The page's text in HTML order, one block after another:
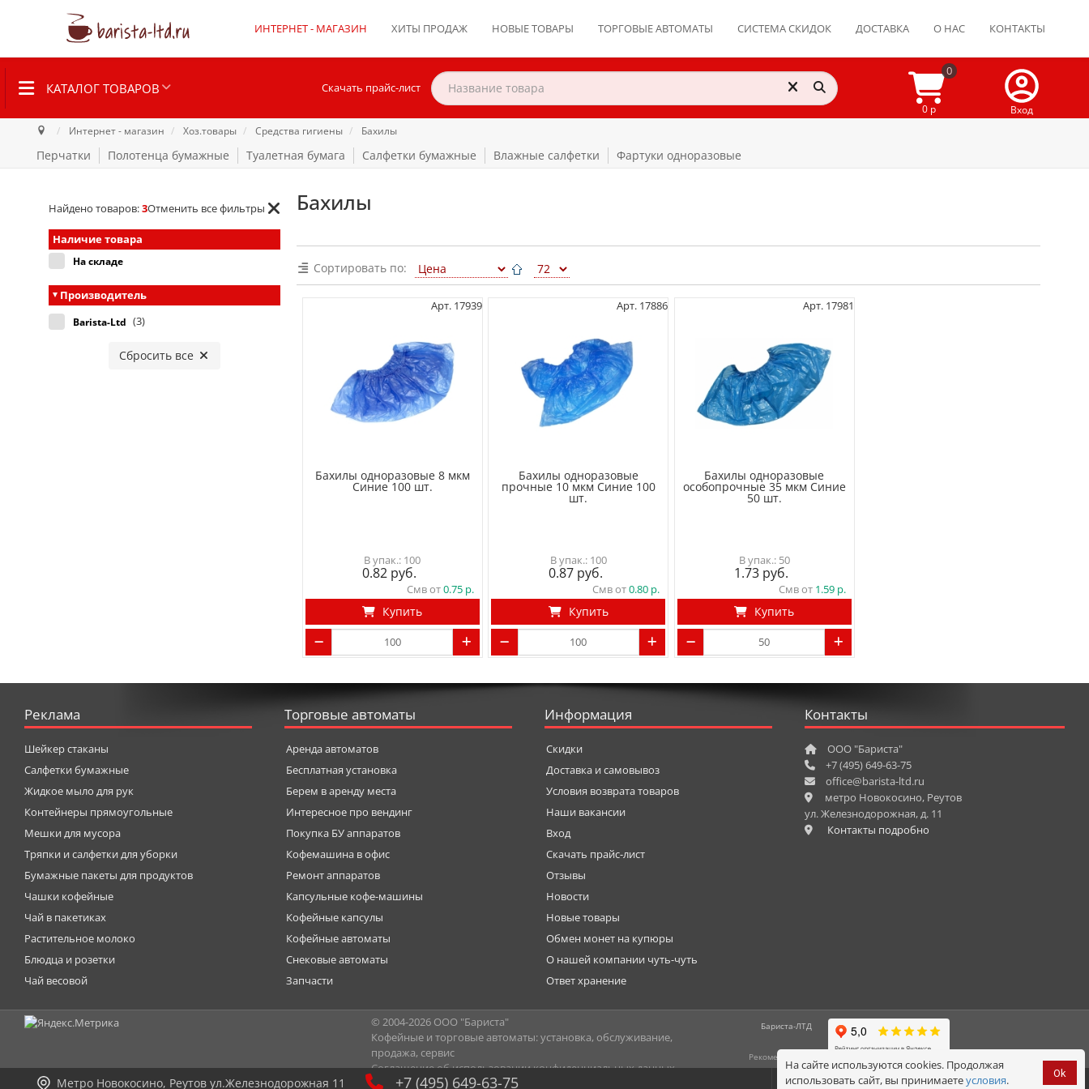
ИНТЕРНЕТ - МАГАЗИН ХИТЫ ПРОДАЖ НОВЫЕ ТОВАРЫ ТОРГОВЫЕ АВТОМАТЫ СИСТЕМА СКИДОК ДОСТАВКА О НАС КОНТАКТЫ
КАТАЛОГ ТОВАРОВ Скачать прайс-лист
0
0 р
Вход
Интернет - магазин
Хоз.товары Средства гигиены Бахилы
Перчатки Полотенца бумажные Туалетная бумага Салфетки бумажные Влажные салфетки Фартуки одноразовые
Бахилы
Сортировать по:
Арт. 17939
Бахилы одноразовые 8 мкм
Синие 100 шт.
100
0.82
Смв от0.75
Купить
Арт. 17886
Бахилы одноразовые
прочные 10 мкм Синие 100
шт.
100
0.87
Смв от0.80
Купить
Арт. 17981
Бахилы одноразовые
особопрочные 35 мкм Синие
50 шт.
50
1.73
Смв от 1.59
Купить
Найдено товаров:3 Отменить все фильтры
Наличие товара
На складе
Производитель
Barista-Ltd (3)
Сбросить все
Реклама
Шейкер стаканы
Салфетки бумажные
Жидкое мыло для рук
Контейнеры прямоугольные
Мешки для мусора
Тряпки и салфетки для уборки
Бумажные пакеты для продуктов
Чашки кофейные
Чай в пакетиках
Растительное молоко
Блюдца и розетки
Чай весовой
Торговые автоматы
Аренда автоматов
Бесплатная установка
Берем в аренду места
Интересное про вендинг
Покупка БУ аппаратов
Кофемашина в офис
Ремонт аппаратов
Капсульные кофе-машины
Кофейные капсулы
Кофейные автоматы
Снековые автоматы
Запчасти
Информация
Скидки
Доставка и самовывоз
Условия возврата товаров
Наши вакансии
Вход
Скачать прайс-лист
Отзывы
Новости
Новые товары
Обмен монет на купюры
О нашей компании чуть-чуть
Ответ хранение
Контакты
ООО "Бариста"
+7 (495) 649-63-75
office@barista-ltd.ru
метро Новокосино, Реутов
ул. Железнодорожная, д. 11
Контакты подробно
© 2004-2026 ООО "Бариста"
Кофейные и торговые автоматы: установка, обслуживание,
продажа, сервис
Соглашение об использовании конфиденциальных данных
Метро Новокосино, Реутов ул.Железнодорожная 11 +7 (495) 649-63-75 Корзина 0 Оформитьзаказ
На сайте используются cookies. Продолжая
использовать сайт, вы принимаетеусловия. Ok